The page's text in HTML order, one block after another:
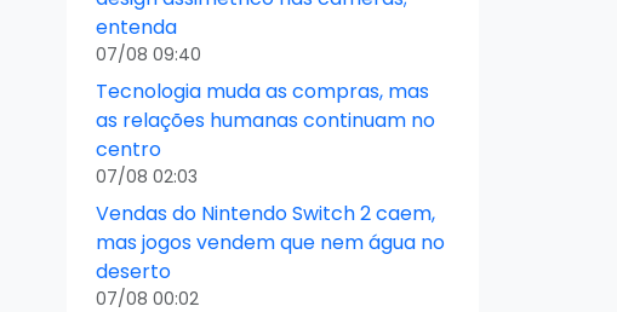
entenda
07/08 09:40
Tecnologia muda as compras, mas
as relações humanas continuam no
centro
07/08 02:03
Vendas do Nintendo Switch 2 caem,
mas jogos vendem que nem água no
deserto
07/08 00:02